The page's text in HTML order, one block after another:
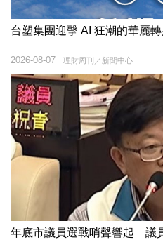
台塑集團迎擊 AI 狂潮的華麗
理財周刊／新聞中心
2026-08-07
年底市議員選戰哨聲響起 議